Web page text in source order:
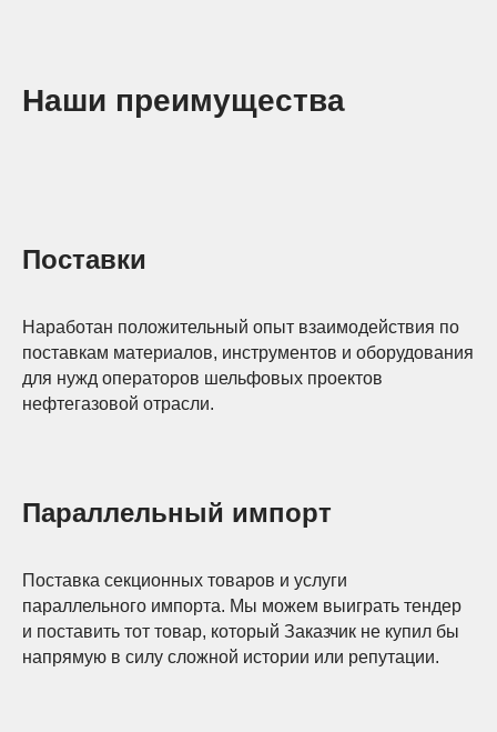
Наши преимущества
Поставки
Наработан положительный опыт взаимодействия по
поставкам материалов, инструментов и оборудования
для нужд операторов шельфовых проектов
нефтегазовой отрасли.
Параллельный импорт
Поставка секционных товаров и услуги
параллельного импорта. Мы можем выиграть тендер
и поставить тот товар, который Заказчик не купил бы
напрямую в силу сложной истории или репутации.